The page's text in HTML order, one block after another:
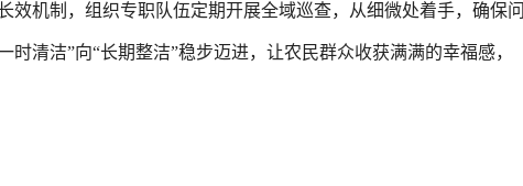
效机制，组织专职队伍定期开展全域巡查，从细微处着手，确保问
清洁”向“长期整洁”稳步迈进，让农民群众收获满满的幸福感，